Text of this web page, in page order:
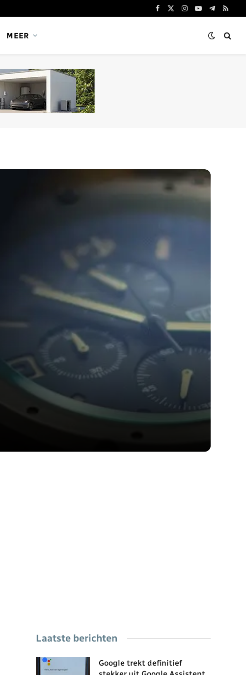
Facebook
X
Instagram
YouTube
Telegram
RSS
MEER
Laatste berichten
Google trekt definitief